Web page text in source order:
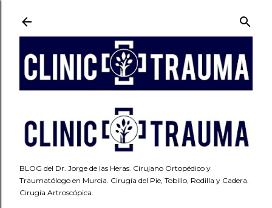
BLOG del Dr. Jorge de las Heras. Cirujano Ortopédico y
Traumatólogo en Murcia. Cirugía del Pie, Tobillo, Rodilla y Cadera.
Cirugía Artroscópica.